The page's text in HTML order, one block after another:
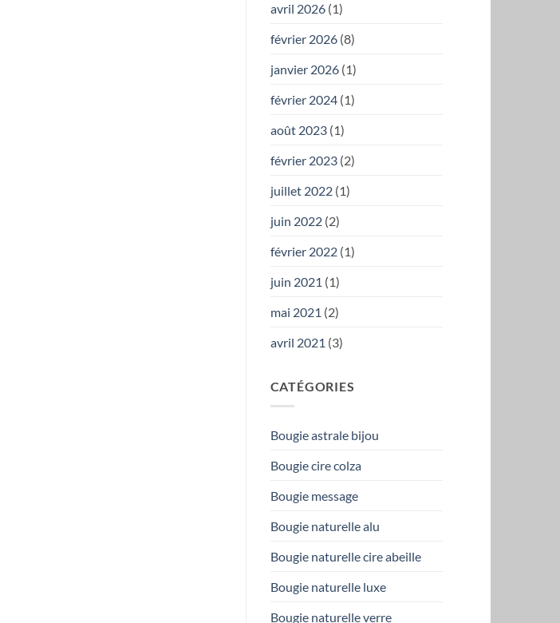
avril 2026(1)
février 2026(8)
janvier 2026(1)
février 2024(1)
août 2023(1)
février 2023(2)
juillet 2022(1)
juin 2022(2)
février 2022(1)
juin 2021 (1)
mai 2021 (2)
avril 2021 (3)
CATÉGORIES
Bougie astrale bijou
Bougie cire colza
Bougie message
Bougie naturelle alu
Bougie naturelle cire abeille
Bougie naturelle luxe
Bougie naturelle verre